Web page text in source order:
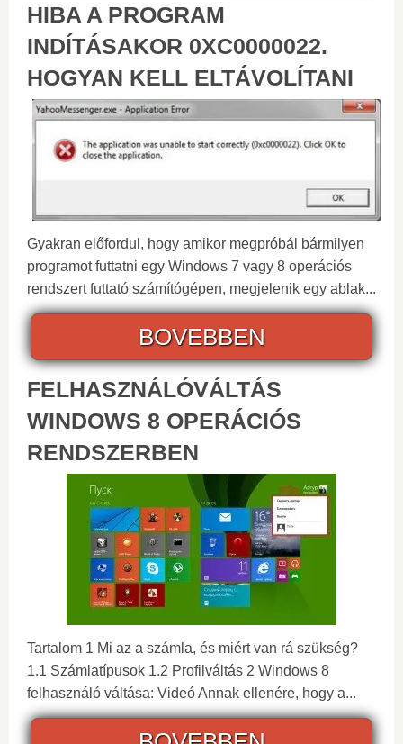
HIBA A PROGRAM
INDÍTÁSAKOR 0XC0000022.
HOGYAN KELL ELTÁVOLÍTANI
Gyakran előfordul, hogy amikor megpróbál bármilyen
programot futtatni egy Windows 7 vagy 8 operációs
rendszert futtató számítógépen, megjelenik egy ablak...
BOVEBBEN
FELHASZNÁLÓVÁLTÁS
WINDOWS 8 OPERÁCIÓS
RENDSZERBEN
Tartalom 1 Mi az a számla, és miért van rá szükség?
1.1 Számlatípusok 1.2 Profilváltás 2 Windows 8
felhasználó váltása: Videó Annak ellenére, hogy a...